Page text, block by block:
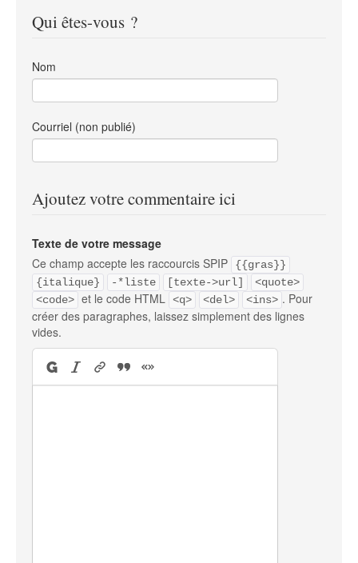
Qui êtes-vous ?
Nom
Courriel (non publié)
Ajoutez votre commentaire ici
Texte de votre message
Ce champ accepte les raccourcis SPIP
{{gras}}
{italique}
-*liste [texte->url]
<quote>
<code> et le code HTML <q> <del> <ins> . Pour
créer des paragraphes, laissez simplement des lignes
vides.